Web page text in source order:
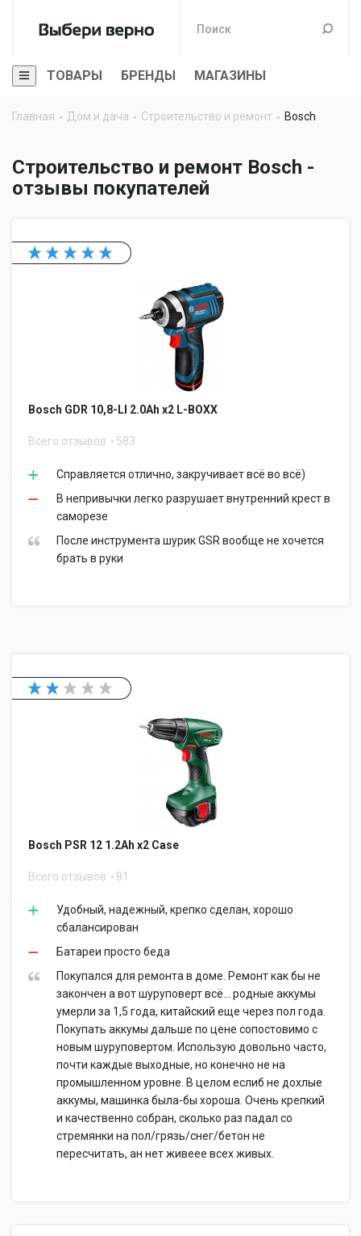
ТОВАРЫ БРЕНДЫ МАГАЗИНЫ
Главная Дом и дача Строительство и ремонт Bosch
Строительство и ремонт Bosch -
отзывы покупателей
Bosch GDR 10,8-LI 2.0Ah x2 L-BOXX
Всего отзывов 583
Справляется отлично, закручивает всё во всё)
В непривычки легко разрушает внутренний крест в
саморезе
После инструмента шурик GSR вообще не хочется
брать в руки
Bosch PSR 12 1.2Ah x2 Case
Всего отзывов 81
Удобный, надежный, крепко сделан, хорошо
сбалансирован
Батареи просто беда
Покупался для ремонта в доме. Ремонт как бы не
закончен а вот шуруповерт всё... родные аккумы
умерли за 1,5 года, китайский еще через пол года.
Покупать аккумы дальше по цене сопостовимо с
новым шуруповертом. Использую довольно часто,
почти каждые выходные, но конечно не на
промышленном уровне. В целом еслиб не дохлые
аккумы, машинка была-бы хороша. Очень крепкий
и качественно собран, сколько раз падал со
стремянки на пол/грязь/снег/бетон не
пересчитать, ан нет живеее всех живых.